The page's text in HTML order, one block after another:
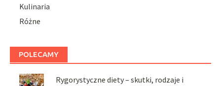
Kulinaria
Różne
POLECAMY
Rygorystyczne diety – skutki, rodzaje i